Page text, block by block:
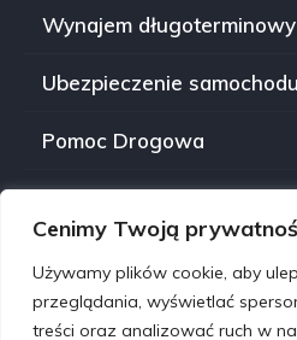
Cenimy Twoją
Używamy plików cookie, aby
przeglądania, wyświetlać
treści oraz analizować ruch w
Wynajem długoterminowy
Ubezpieczenie samochodu
Pomoc Drogowa